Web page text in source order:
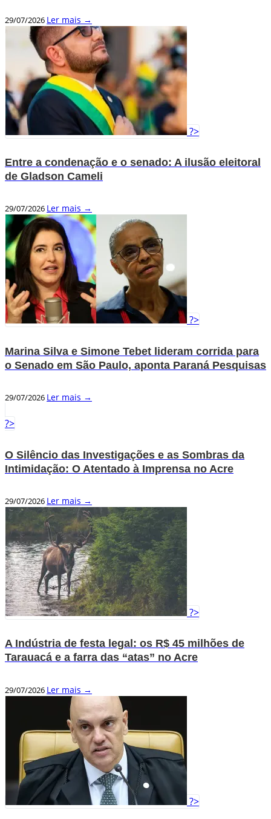
29/07/2026 Ler mais →
?>
Entre a condenação e o senado: A ilusão eleitoral
de Gladson Cameli
29/07/2026 Ler mais →
?>
Marina Silva e Simone Tebet lideram corrida para
o Senado em São Paulo, aponta Paraná Pesquisas
29/07/2026 Ler mais →
?>
O Silêncio das Investigações e as Sombras da
Intimidação: O Atentado à Imprensa no Acre
29/07/2026 Ler mais →
?>
A Indústria de festa legal: os R$ 45 milhões de
Tarauacá e a farra das “atas” no Acre
29/07/2026 Ler mais →
?>